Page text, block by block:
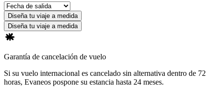
Diseña tu viaje a medida
Diseña tu viaje a medida
Garantía de cancelación de vuelo
Si su vuelo internacional es cancelado sin alternativa dentro de 72
horas, Evaneos pospone su estancia hasta 24 meses.